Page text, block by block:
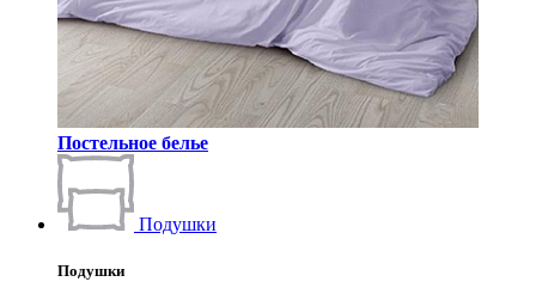
Постельное белье
Подушки
Подушки